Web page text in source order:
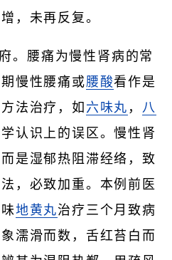
，未再反复。
。腰痛为慢性肾病的常
慢性腰痛或腰酸看作是
法治疗，如 六味丸 ， 八
认识上的误区。慢性肾
是湿郁热阻滞经络，致
，必致加重。本例前医
地黄丸治疗三个月致病
濡滑而数，舌红苔白而